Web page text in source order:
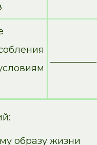
образу жизни